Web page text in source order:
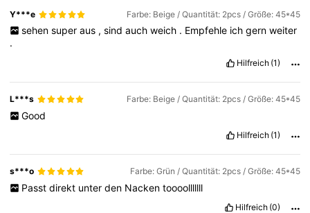
Y***e Farbe: Beige / Quantität: 2pcs / Größe: 45*45
sehen super aus , sind auch weich . Empfehle ich gern weiter
.
Hilfreich (1)
L***s Farbe: Beige / Quantität: 2pcs / Größe: 45*45
Good
Hilfreich (1)
s***o Farbe: Grün / Quantität: 2pcs / Größe: 45*45
Passt direkt unter den Nacken toooolllllll
Hilfreich (0)